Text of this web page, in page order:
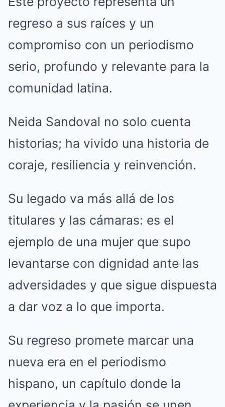
regreso a sus raíces y un
compromiso con un periodismo
serio, profundo y relevante para la
comunidad latina.
Neida Sandoval no solo cuenta
historias; ha vivido una historia de
coraje, resiliencia y reinvención.
Su legado va más allá de los
titulares y las cámaras: es el
ejemplo de una mujer que supo
levantarse con dignidad ante las
adversidades y que sigue dispuesta
a dar voz a lo que importa.
Su regreso promete marcar una
nueva era en el periodismo
hispano, un capítulo donde la